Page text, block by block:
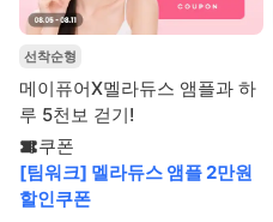
선착순형
메이퓨어X멜라듀스 앰플과 하
루 5천보 걷기!
쿠폰
[팀워크] 멜라듀스 앰플 2만원
할인쿠폰